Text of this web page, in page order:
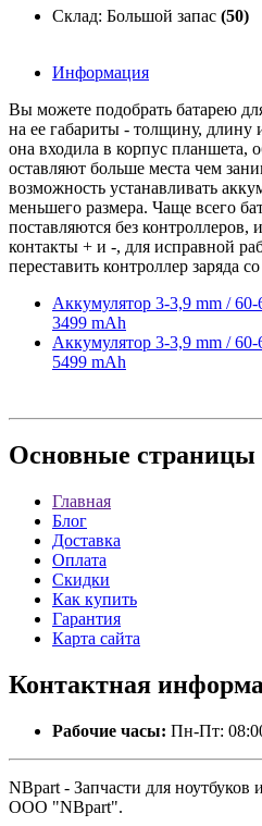
Склад: Большой запас (50)
Информация
Вы можете подобрать батарею
на ее габариты - толщину, длину
она входила в корпус планшета,
оставляют больше места чем
возможность устанавливать
меньшего размера. Чаще всего
поставляются без контроллеров,
контакты + и -, для исправной
переставить контроллер заряда
Аккумулятор 3-3,9 mm /
3499 mAh
Аккумулятор 3-3,9 mm /
5499 mAh
Основные страницы
Главная
Блог
Доставка
Оплата
Скидки
Как купить
Гарантия
Карта сайта
Контактная
Рабочие часы: Пн-Пт:
NBpart - Запчасти для
ООО "NBpart".